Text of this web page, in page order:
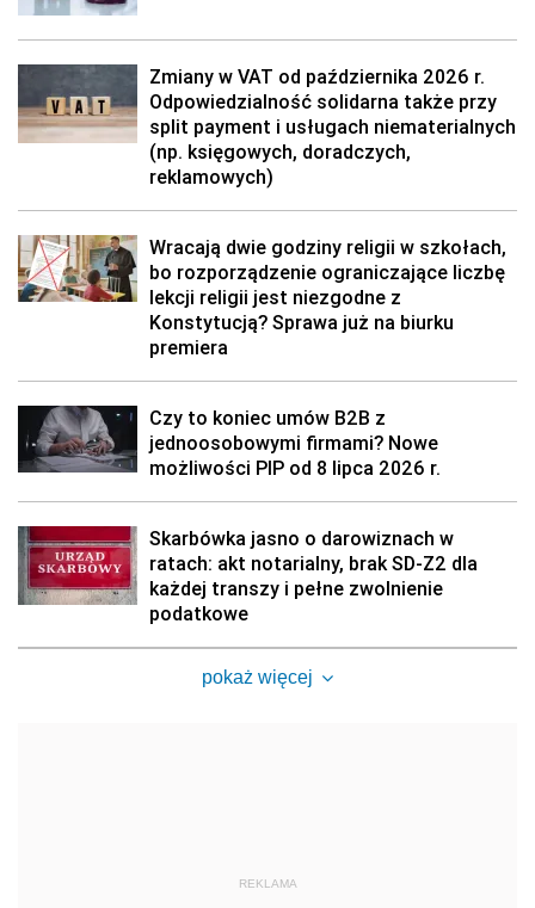
Zmiany w VAT od października 2026 r.
Odpowiedzialność solidarna także przy
split payment i usługach niematerialnych
(np. księgowych, doradczych,
reklamowych)
Wracają dwie godziny religii w szkołach,
bo rozporządzenie ograniczające liczbę
lekcji religii jest niezgodne z
Konstytucją? Sprawa już na biurku
premiera
Czy to koniec umów B2B z
jednoosobowymi firmami? Nowe
możliwości PIP od 8 lipca 2026 r.
Skarbówka jasno o darowiznach w
ratach: akt notarialny, brak SD-Z2 dla
każdej transzy i pełne zwolnienie
podatkowe
pokaż więcej
REKLAMA